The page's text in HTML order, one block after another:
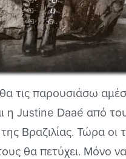
τις παρουσιάσω
η Justine Daaé από
Βραζιλίας. Τώρα οι
θα πετύχει. Μόνο